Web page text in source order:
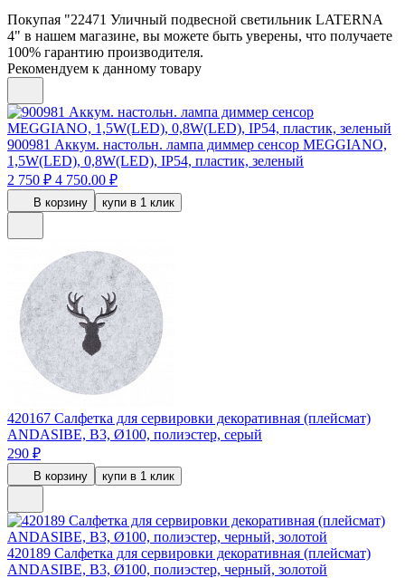
Покупая "22471 Уличный подвесной светильник LATERNA
4" в нашем магазине, вы можете быть уверены, что получаете
100% гарантию производителя.
Рекомендуем к данному товару
900981 Аккум. настольн. лампа диммер сенсор MEGGIANO,
1,5W(LED), 0,8W(LED), IP54, пластик, зеленый
2 750 ₽ 4 750.00 ₽
В корзину купи в 1 клик
420167 Салфетка для сервировки декоративная (плейсмат)
ANDASIBE, B3, Ø100, полиэстер, серый
290 ₽
В корзину купи в 1 клик
420189 Салфетка для сервировки декоративная (плейсмат)
ANDASIBE, B3, Ø100, полиэстер, черный, золотой